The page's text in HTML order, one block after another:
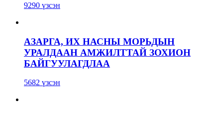
9290 үзсэн
АЗАРГА, ИХ НАСНЫ МОРЬДЫН
УРАЛДААН АМЖИЛТТАЙ ЗОХИОН
БАЙГУУЛАГДЛАА
5682 үзсэн